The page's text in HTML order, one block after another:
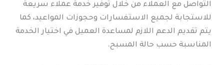
التواصل مع العملاء من خلال توفير خدمة عملاء سريعة
للاستجابة لجميع الاستفسارات وحجوزات المواعيد، كما
يتم تقديم الدعم اللازم لمساعدة العميل في اختيار الخدمة
المناسبة حسب حالة المسبح.